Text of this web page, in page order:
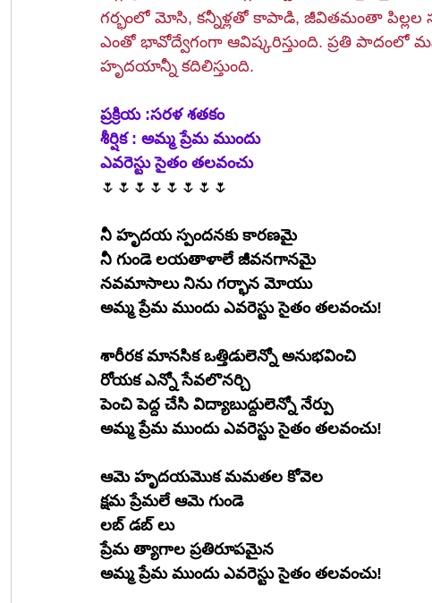
గర్భంలో మోసి, కన్నీళ్లతో కాపాడి, జీవితమంతా పిల్లల
ఎంతో భావోద్వేగంగా ఆవిష్కరిస్తుంది. ప్రతి పాదంలో
హృదయాన్నీ కదిలిస్తుంది.
ప్రక్రియ :సరళ శతకం
శీర్షిక : అమ్మ ప్రేమ ముందు
ఎవరెస్టు సైతం తలవంచు
🌷🌷🌷🌷🌷🌷🌷🌷
నీ హృదయ స్పందనకు కారణమై
నీ గుండె లయతాళాలే జీవనగానమై
నవమాసాలు నిను గర్భాన మోయు
అమ్మ ప్రేమ ముందు ఎవరెస్టు సైతం తలవంచు!
శారీరక మానసిక ఒత్తిడులెన్నో అనుభవించి
రోయక ఎన్నో సేవలొనర్చి
పెంచి పెద్ద చేసి విద్యాబుద్దులెన్నో నేర్పు
అమ్మ ప్రేమ ముందు ఎవరెస్టు సైతం తలవంచు!
ఆమె హృదయమొక మమతల కోవెల
క్షమ ప్రేమలే ఆమె గుండె
లబ్ డబ్ లు
ప్రేమ త్యాగాల ప్రతిరూపమైన
అమ్మ ప్రేమ ముందు ఎవరెస్టు సైతం తలవంచు!